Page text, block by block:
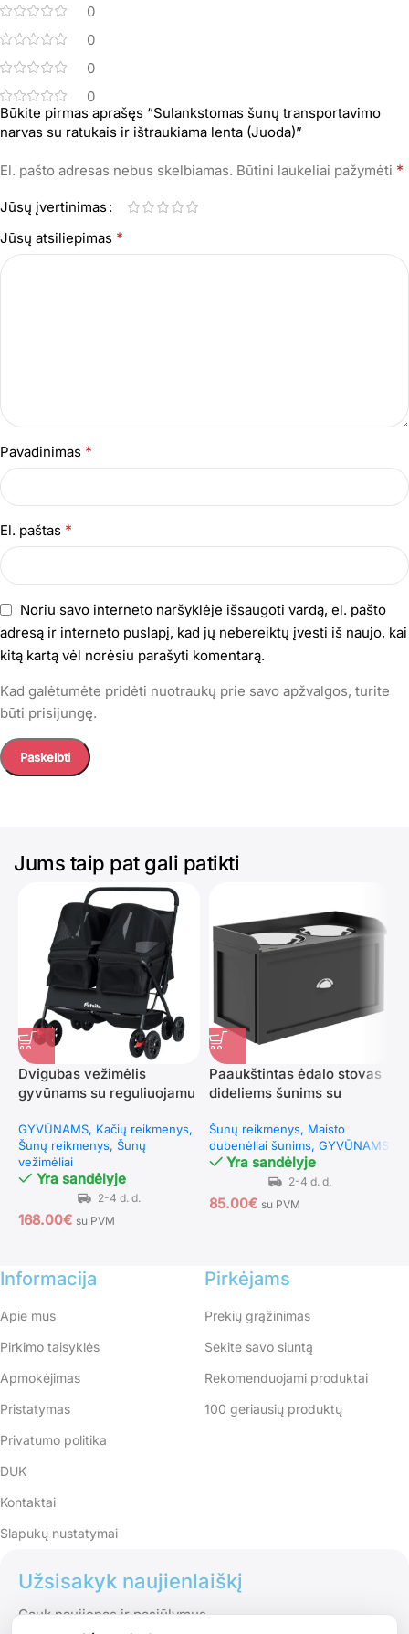
0
0
0
0
Būkite pirmas aprašęs “Sulankstomas šunų transportavimo
narvas su ratukais ir ištraukiama lenta (Juoda)”
El. pašto adresas nebus skelbiamas. Būtini laukeliai pažymėti *
Jūsų įvertinimas
Jūsų atsiliepimas *
Pavadinimas *
El. paštas *
Noriu savo interneto naršyklėje išsaugoti vardą, el. pašto
adresą ir interneto puslapį, kad jų nebereiktų įvesti iš naujo, kai
kitą kartą vėl norėsiu parašyti komentarą.
Kad galėtumėte pridėti nuotraukų prie savo apžvalgos, turite
būti prisijungę.
Jums taip pat gali patikti
Dvigubas vežimėlis
gyvūnams su reguliuojamu
dizainu (Juoda)
GYVŪNAMS Kačių reikmenys
Šunų reikmenys Šunų
vežimėliai
Yra sandėlyje
168.00€ su PVM
Paaukštintas ėdalo stovas
dideliems šunims su
Šunų reikmenys Maisto
dubenėliai šunims GYVŪNAMS
Yra sandėlyje
85.00€ su PVM
Informacija
Apie mus
Pirkimo taisyklės
Apmokėjimas
Pristatymas
Privatumo politika
DUK
Kontaktai
Slapukų nustatymai
Pirkėjams
Prekių grąžinimas
Sekite savo siuntą
Rekomenduojami produktai
100 geriausių produktų
Užsisakyk naujienlaiškį
Gauk naujienas ir pasiūlymus